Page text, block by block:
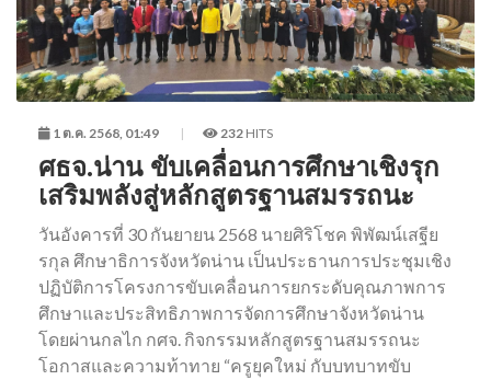
1 ต.ค. 2568, 01:49 232 HITS
ศธจ.น่าน ขับเคลื่อนการศึกษาเชิงรุก
เสริมพลังสู่หลักสูตรฐานสมรรถนะ
วันอังคารที่ 30 กันยายน 2568 นายศิริโชค พิพัฒน์เสฐีย
รกุล ศึกษาธิการจังหวัดน่าน เป็นประธานการประชุมเชิง
ปฏิบัติการโครงการขับเคลื่อนการยกระดับคุณภาพการ
ศึกษาและประสิทธิภาพการจัดการศึกษาจังหวัดน่าน
โดยผ่านกลไก กศจ. กิจกรรมหลักสูตรฐานสมรรถนะ
โอกาสและความท้าทาย “ครูยุคใหม่ กับบทบาทขับ